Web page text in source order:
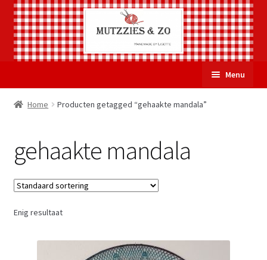
naar
de
Menu
Welkom
Gastenboek
Home Producten getagged “gehaakte mandala”
gehaakte mandala
Enig resultaat